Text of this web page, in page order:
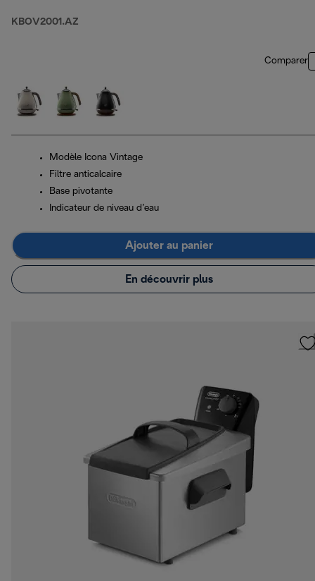
KBOV2001.AZ
Comparer
Modèle Icona Vintage
Filtre anticalcaire
Base pivotante
Indicateur de niveau d’eau
Ajouter au panier
En découvrir plus